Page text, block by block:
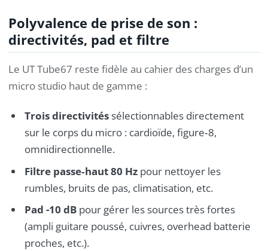
Polyvalence de prise de son :
directivités, pad et filtre
Le UT Tube67 reste fidèle au cahier des charges d’un
micro studio haut de gamme :
Trois directivitéssélectionnables directement
sur le corps du micro : cardioïde, figure‑8,
omnidirectionnelle.
Filtre passe‑haut 80 Hzpour nettoyer les
rumbles, bruits de pas, climatisation, etc.
Pad -10 dBpour gérer les sources très fortes
(ampli guitare poussé, cuivres, overhead batterie
proches, etc.).